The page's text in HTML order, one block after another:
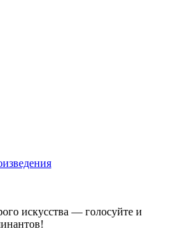
искусства — голосуйте и